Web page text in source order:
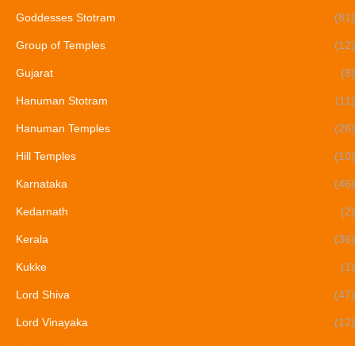
Goddesses Stotram (81)
Group of Temples (12)
Gujarat (8)
Hanuman Stotram (11)
Hanuman Temples (26)
Hill Temples (10)
Karnataka (46)
Kedarnath (2)
Kerala (36)
Kukke (1)
Lord Shiva (47)
Lord Vinayaka (12)